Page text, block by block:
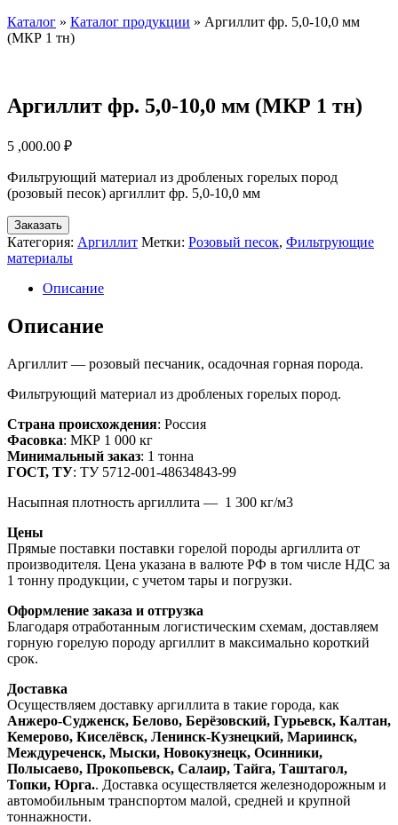
Каталог » Каталог продукции » Аргиллит фр. 5,0-10,0 мм
(МКР 1 тн)
Аргиллит фр. 5,0-10,0 мм (МКР 1 тн)
5 ,000.00 ₽
Фильтрующий материал из дробленых горелых пород
(розовый песок) аргиллит фр. 5,0-10,0 мм
Заказать
Категория: Аргиллит Метки: Розовый песок, Фильтрующие
материалы
Описание
Описание
Аргиллит — розовый песчаник, осадочная горная порода.
Фильтрующий материал из дробленых горелых пород.
Страна происхождения: Россия
Фасовка: МКР 1 000 кг
Минимальный заказ: 1 тонна
ГОСТ, ТУ: ТУ 5712-001-48634843-99
Насыпная плотность аргиллита — 1 300 кг/м3
Цены
Прямые поставки поставки горелой породы аргиллита от
производителя. Цена указана в валюте РФ в том числе НДС за
1 тонну продукции, с учетом тары и погрузки.
Оформление заказа и отгрузка
Благодаря отработанным логистическим схемам, доставляем
горную горелую породу аргиллит в максимально короткий
срок.
Доставка
Осуществляем доставку аргиллита в такие города, как
Анжеро-Судженск, Белово, Берёзовский, Гурьевск, Калтан,
Кемерово, Киселёвск, Ленинск-Кузнецкий, Мариинск,
Междуреченск, Мыски, Новокузнецк, Осинники,
Полысаево, Прокопьевск, Салаир, Тайга, Таштагол,
Топки, Юрга.. Доставка осуществляется железнодорожным и
автомобильным транспортом малой, средней и крупной
тоннажности.